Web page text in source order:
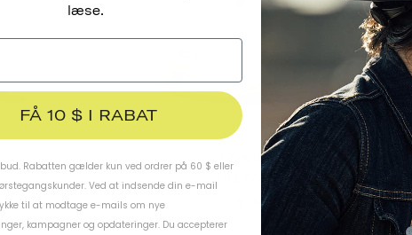
Chapter MIPS
SUPERMÅNE HVID
€144,95
læse.
FÅ 10 $ I RABAT
Rabatten gælder kun ved ordrer på 60 $ eller
Ved at indsende din e-mail
til at modtage e-mails om nye
kampagner og opdateringer. Du accepterer